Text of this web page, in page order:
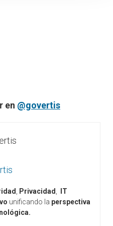
en @govertis
, Privacidad,
IT
unificando la perspectiva